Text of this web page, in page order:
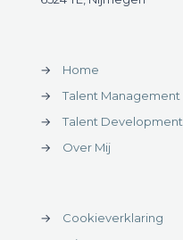
→
Home
→
Talent Management
→
Talent Development
→
Over Mij
→
Cookieverklaring